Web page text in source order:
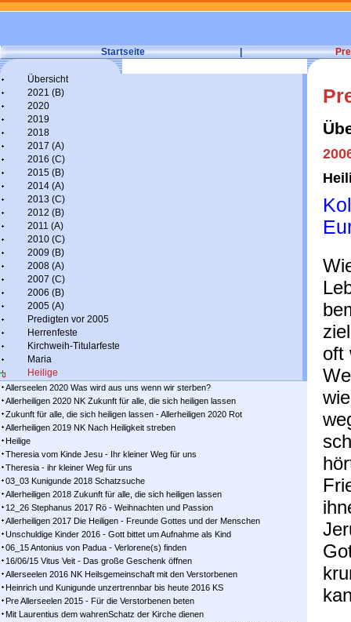
Startseite |
Übersicht
2021 (B)
2020
2019
2018
2017 (A)
2016 (C)
2015 (B)
2014 (A)
2013 (C)
2012 (B)
2011 (A)
2010 (C)
2009 (B)
2008 (A)
2007 (C)
2006 (B)
2005 (A)
Predigten vor 2005
Herrenfeste
Kirchweih-Titularfeste
Maria
Heilige
Allerseelen 2020 Was wird aus uns wenn wir sterben?
Allerheiligen 2020 NK Zukunft für alle, die sich heiligen lassen
Zukunft für alle, die sich heiligen lassen - Allerheiligen 2020 Rot
Allerheiligen 2019 NK Nach Heiligkeit streben
Heilige
Theresia vom Kinde Jesu - Ihr kleiner Weg für uns
Theresia - ihr kleiner Weg für uns
03_03 Kunigunde 2018 Schatzsuche
Allerheiligen 2018 Zukunft für alle, die sich heiligen lassen
12_26 Stephanus 2017 Rö - Weihnachten und Passion
Allerheiligen 2017 Die Heiligen - Freunde Gottes und der Menschen
Unschuldige Kinder 2016 - Gott bittet um Aufnahme als Kind
06_15 Antonius von Padua - Verlorene(s) finden
16/06/15 Vitus Veit - Das große Geschenk öffnen
Allerseelen 2016 NK Heilsgemeinschaft mit den Verstorbenen
Heinrich und Kunigunde unzertrennbar bis heute 2016 KS
Pre Allerseelen 2015 - Für die Verstorbenen beten
Mit Laurentius dem wahrenSchatz der Kirche dienen
oft